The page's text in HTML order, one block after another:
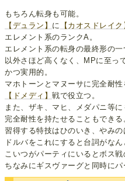
もちろん転身も可能。
【デュラン】 に 【カオスドレイク
エレメント系のランクA。
エレメント系の転身の最終形の
以外さほど高くなく、MPに至っ
かつ実用的。
マホトーンとマヌーサに完全耐性
【ドメディ】戦で役立つ。
また、ザキ、マヒ、メダパニ等
完全耐性を持たせることもできる
習得する特技はひのいき、やみの
ドルバをこれにすると台詞がなん
こいつがパーティにいるとボス
ちなみにギスヴァーグと同時に